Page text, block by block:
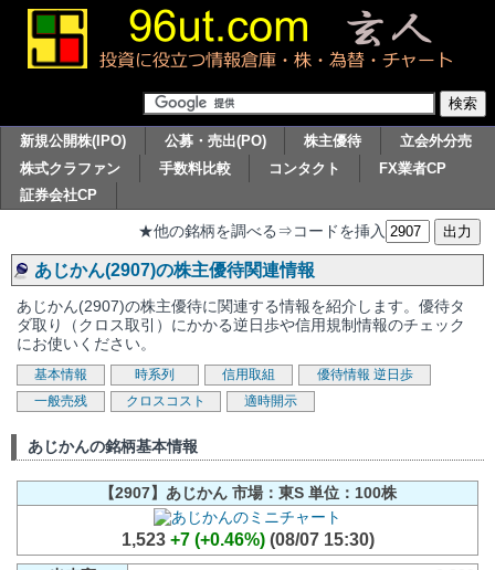
新規公開株(IPO) 公募・売出(PO) 株主優待
立会外分売
株式クラファン
手数料比較 コンタクト
FX業者CP
証券会社CP
★他の銘柄を調べる⇒コードを挿入
あじかん(2907)の株主優待関連情報
あじかん(2907)の株主優待に関連する情報を紹介します。優待タ
ダ取り（クロス取引）にかかる逆日歩や信用規制情報のチェック
にお使いください。
基本情報 時系列 信用取組 優待情報 逆日歩
一般売残
クロスコスト 適時開示
あじかんの銘柄基本情報
【2907】あじかん 市場：東S 単位：100株
1,523 +7 (+0.46%)(08/07 15:30)